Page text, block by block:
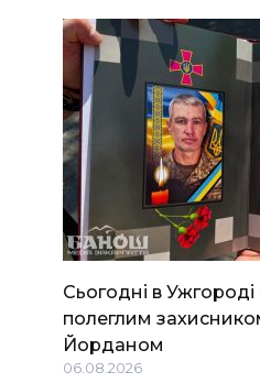
Сьогодні в
полеглим
Йорданом
06.08.2026